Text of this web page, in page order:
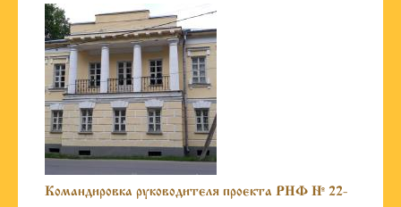
Командировка руководителя проекта РНФ № 22-